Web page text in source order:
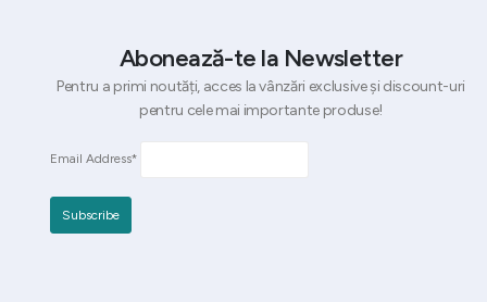
Abonează-te la Newsletter
Pentru a primi noutăți, acces la vânzări exclusive și discount-uri
pentru cele mai importante produse!
Email Address*